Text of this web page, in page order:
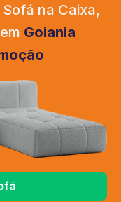
na Caixa,
Goiania